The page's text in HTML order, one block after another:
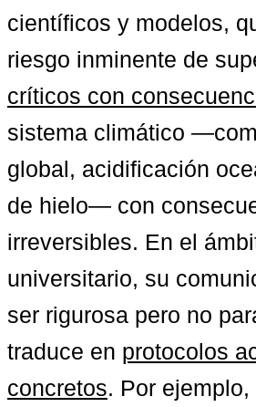
científicos y modelos,
riesgo inminente de
críticos con
sistema climático
global, acidificación
de hielo— con
irreversibles. En el
universitario, su
ser rigurosa pero no
traduce en protocolos
concretos. Por ejemplo,